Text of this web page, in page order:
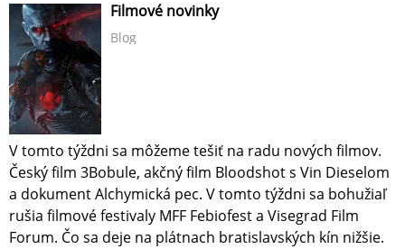
Filmové novinky
Blog
V tomto týždni sa môžeme tešiť na radu nových filmov.
Český film 3Bobule, akčný film Bloodshot s Vin Dieselom
a dokument Alchymická pec. V tomto týždni sa bohužiaľ
rušia filmové festivaly MFF Febiofest a Visegrad Film
Forum. Čo sa deje na plátnach bratislavských kín nižšie.